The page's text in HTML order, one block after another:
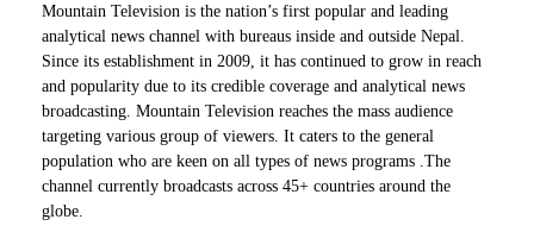
Mountain Television is the nation’s first popular and leading
analytical news channel with bureaus inside and outside Nepal.
Since its establishment in 2009, it has continued to grow in reach
and popularity due to its credible coverage and analytical news
broadcasting. Mountain Television reaches the mass audience
targeting various group of viewers. It caters to the general
population who are keen on all types of news programs .The
channel currently broadcasts across 45+ countries around the
globe.